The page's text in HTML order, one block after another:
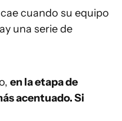
cuando su equipo
una serie de
en la etapa de
acentuado. Si